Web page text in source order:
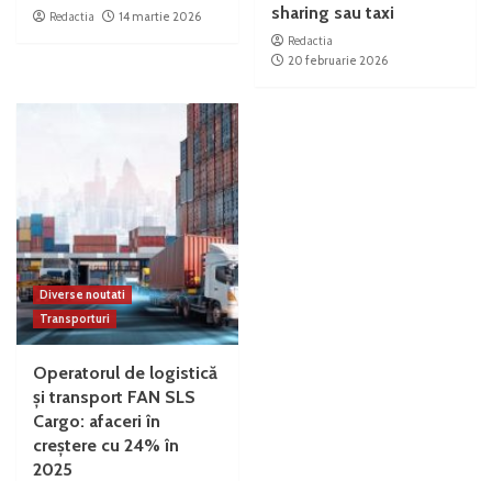
Redactia 14 martie 2026
sharing sau taxi
Redactia
20 februarie 2026
Diverse noutati
Transporturi
Operatorul de logistică
și transport FAN SLS
Cargo: afaceri în
creștere cu 24% în
2025